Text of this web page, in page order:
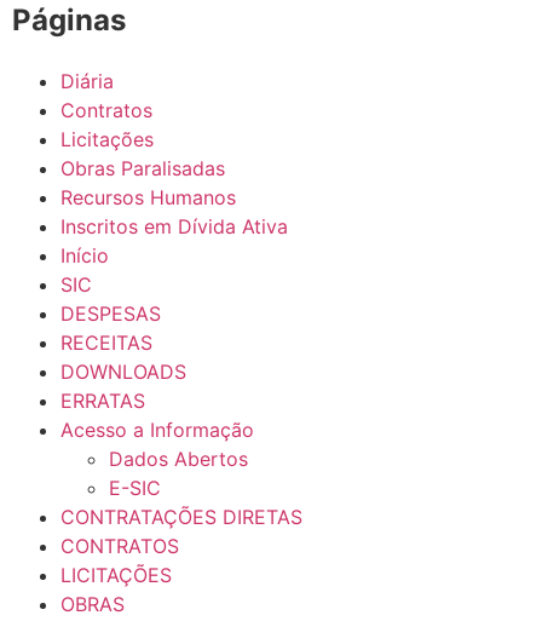
Páginas
Diária
Contratos
Licitações
Obras Paralisadas
Recursos Humanos
Inscritos em Dívida Ativa
Início
SIC
DESPESAS
RECEITAS
DOWNLOADS
ERRATAS
Acesso a Informação
Dados Abertos
E-SIC
CONTRATAÇÕES DIRETAS
CONTRATOS
LICITAÇÕES
OBRAS